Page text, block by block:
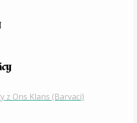
z Ons Klans (Barvaci)